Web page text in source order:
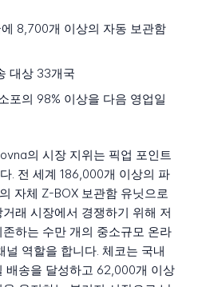
8,700개 이상의 자동 보관함
대상 33개국
포의 98% 이상을 다음 영업일
의 시장 지위는 픽업 포인트
. 전 세계 186,000개 이상의 파
자체 Z-BOX 보관함 유닛으로
래 시장에서 경쟁하기 위해 저
하는 수만 개의 중소규모 온라
역할을 합니다. 체코는 국내
배송을 달성하고 62,000개 이상